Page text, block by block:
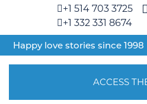
+1 514 703 3725
+1 332 331 8674
Happy love stories since 1998
ACCESS